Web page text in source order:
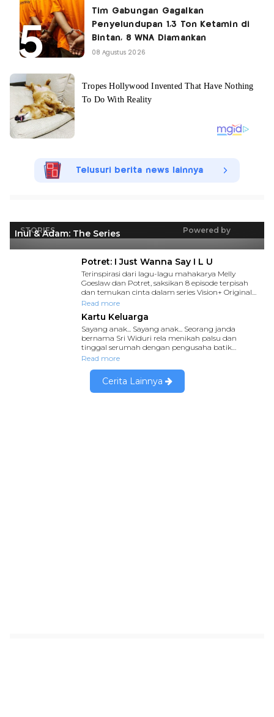
Tim Gabungan Gagalkan
Penyelundupan 1,3 Ton Ketamin di
Bintan, 8 WNA Diamankan
08 Agustus 2026
Telusuri berita news lainnya